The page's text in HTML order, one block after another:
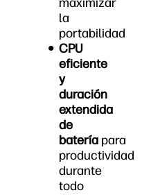
la
portabilidad
CPU
eficiente
y
duración
extendida
de
batería para
productividad
durante
todo